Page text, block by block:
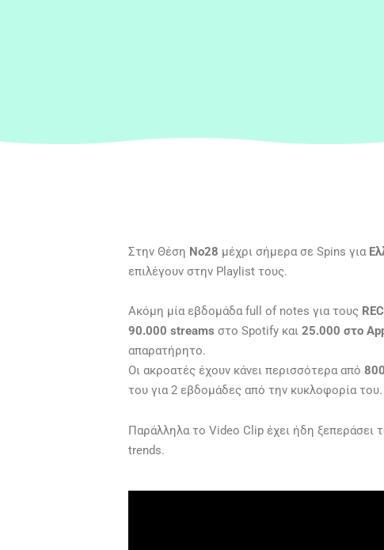
Στην Θέση Νο28 μέχρι σήμερα σε Spins για
επιλέγουν στην Playlist τους.
Ακόμη μία εβδομάδα full of notes για τους REC
90.000 streams στο Spotify και 25.000 στο
απαρατήρητο.
Οι ακροατές έχουν κάνει περισσότερα από
του για 2 εβδομάδες από την κυκλοφορία του.
Παράλληλα το Video Clip έχει ήδη ξεπεράσει
trends.